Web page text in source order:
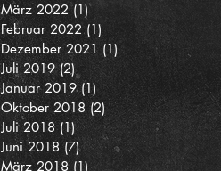
März 2022 (1)1 Beitrag
Februar 2022 (1) 1 Beitrag
Dezember 2021 (1) 1 Beitrag
Juli 2019 (2) 2 Beiträge
Januar 2019 (1)1 Beitrag
Oktober 2018 (2) 2 Beiträge
Juli 2018 (1)1 Beitrag
Juni 2018 (7)7 Beiträge
März 2018 (1) 1 Beitrag